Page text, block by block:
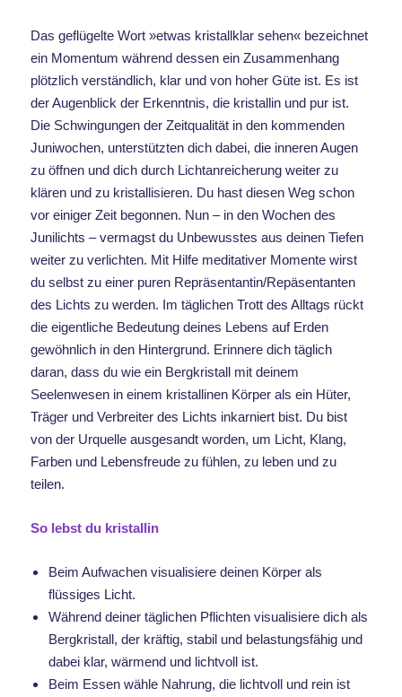
Das geflügelte Wort »etwas kristallklar sehen« bezeichnet
ein Momentum während dessen ein Zusammenhang
plötzlich verständlich, klar und von hoher Güte ist. Es ist
der Augenblick der Erkenntnis, die kristallin und pur ist.
Die Schwingungen der Zeitqualität in den kommenden
Juniwochen, unterstützten dich dabei, die inneren Augen
zu öffnen und dich durch Lichtanreicherung weiter zu
klären und zu kristallisieren. Du hast diesen Weg schon
vor einiger Zeit begonnen. Nun – in den Wochen des
Junilichts – vermagst du Unbewusstes aus deinen Tiefen
weiter zu verlichten. Mit Hilfe meditativer Momente wirst
du selbst zu einer puren Repräsentantin/Repäsentanten
des Lichts zu werden. Im täglichen Trott des Alltags rückt
die eigentliche Bedeutung deines Lebens auf Erden
gewöhnlich in den Hintergrund. Erinnere dich täglich
daran, dass du wie ein Bergkristall mit deinem
Seelenwesen in einem kristallinen Körper als ein Hüter,
Träger und Verbreiter des Lichts inkarniert bist. Du bist
von der Urquelle ausgesandt worden, um Licht, Klang,
Farben und Lebensfreude zu fühlen, zu leben und zu
teilen.
So lebst du kristallin
Beim Aufwachen visualisiere deinen Körper als
flüssiges Licht.
Während deiner täglichen Pflichten visualisiere dich als
Bergkristall, der kräftig, stabil und belastungsfähig und
dabei klar, wärmend und lichtvoll ist.
Beim Essen wähle Nahrung, die lichtvoll und rein ist